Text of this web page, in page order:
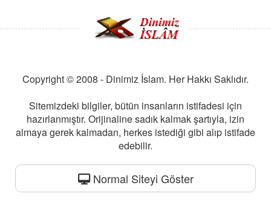
Copyright © 2008 - Dinimiz İslam. Her Hakkı Saklıdır.
Sitemizdeki bilgiler, bütün insanların istifadesi için
hazırlanmıştır. Orijinaline sadık kalmak şartıyla, izin
almaya gerek kalmadan, herkes istediği gibi alıp istifade
edebilir.
Normal Siteyi Göster